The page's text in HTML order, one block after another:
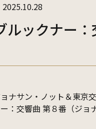
東京オペラシティシリー
選べるプラン
1回券
指揮者
お手続きについて
税制上の優遇措置
2025.10.28
ルックナー
ナサン・ノット＆東京
：交響曲 第８番（ジョ